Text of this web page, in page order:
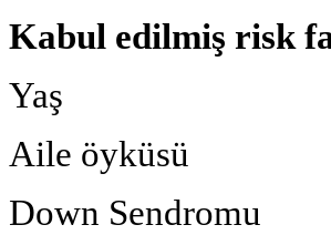
Kabul edilmiş risk
Yaş
Aile öyküsü
Down Sendromu